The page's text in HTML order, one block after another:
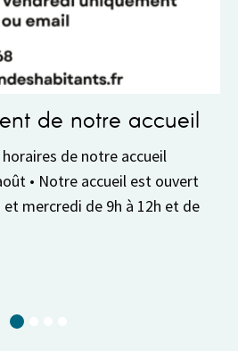
accueil
notre accueil
accueil est ouvert
de 9h à 12h et de
Pause
La Maison
8 au 30
réserver